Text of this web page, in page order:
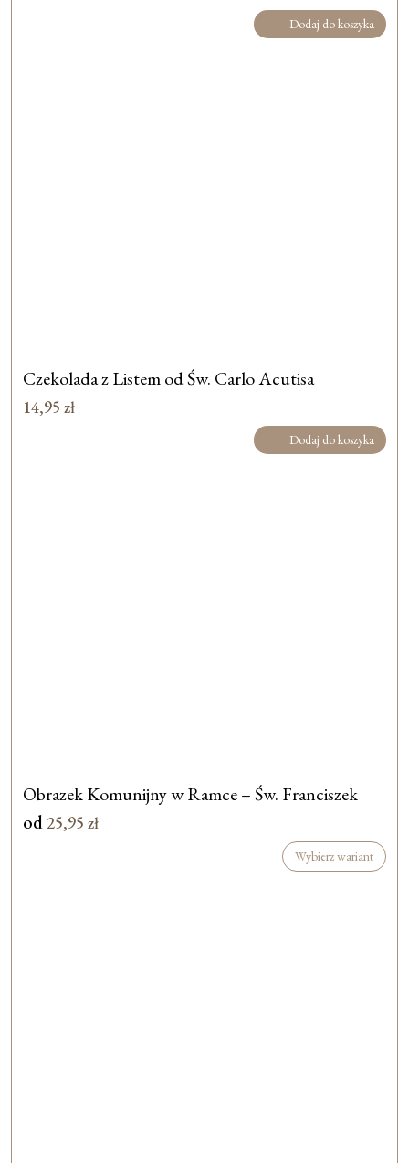
Dodaj do koszyka
Czekolada z Listem od Św. Carlo Acutisa
14,95 zł
Dodaj do koszyka
Obrazek Komunijny w Ramce – Św. Franciszek
od 25,95 zł
Wybierz wariant